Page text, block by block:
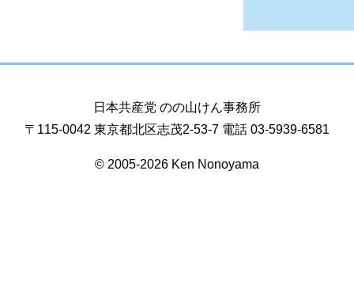
日本共産党 のの山けん事務所
〒115-0042 東京都北区志茂2-53-7 電話 03-5939-6581
© 2005-2026 Ken Nonoyama